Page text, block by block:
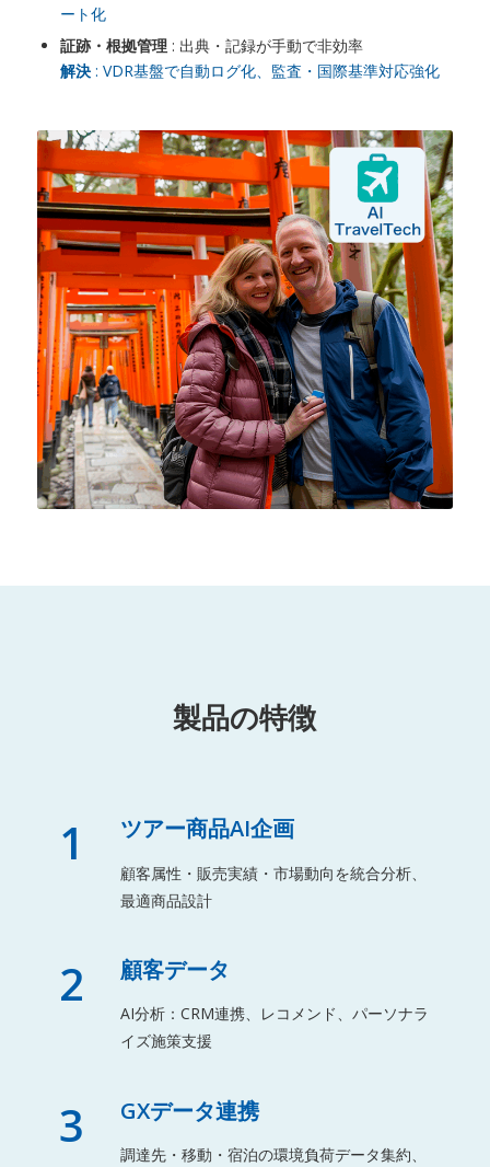
ート化
証跡・根拠管理: 出典・記録が手動で非効率
解決: VDR基盤で自動ログ化、監査・国際基準対応強化
製品の特徴
1 ツアー商品AI企画
顧客属性・販売実績・市場動向を統合分析、
最適商品設計
2 顧客データ
AI分析：CRM連携、レコメンド、パーソナラ
イズ施策支援
3 GXデータ連携
調達先・移動・宿泊の環境負荷データ集約、